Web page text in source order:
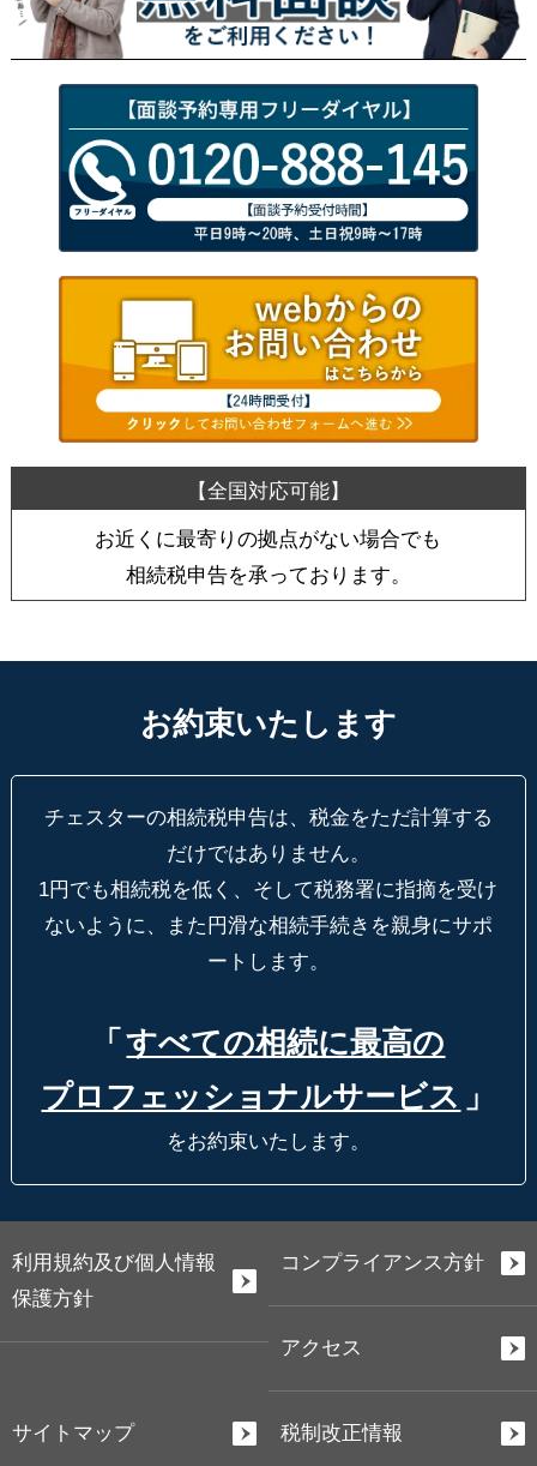
お近くに最寄りの拠点がない場合でも
相続税申告を承っております。
お約束いたします
チェスターの相続税申告は、税金をただ計算する
だけではありません。
1円でも相続税を低く、そして税務署に指摘を受け
ないように、
また円滑な相続手続きを親身にサポ
ートします。
「 すべての相続に最高の
プロフェッショナルサービス 」
をお約束いたします。
利用規約及び個人情報
保護方針
コンプライアンス方針
アクセス
サイトマップ 税制改正情報